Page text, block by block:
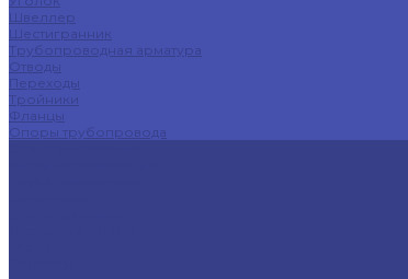
Швеллер
Шестигранник
Трубопроводная арматура
Отводы
Переходы
Тройники
Фланцы
Опоры трубопровода